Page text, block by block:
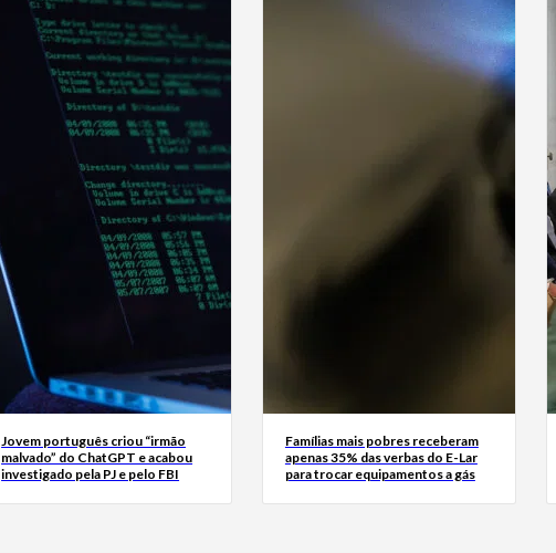
Jovem português criou “irmão
malvado” do ChatGPT e acabou
investigado pela PJ e pelo FBI
Famílias mais pobres receberam
apenas 35% das verbas do E-Lar
para trocar equipamentos a gás